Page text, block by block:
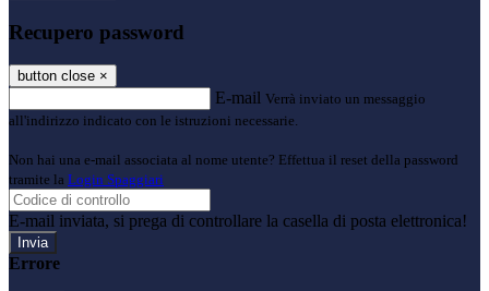
Recupero password
button close ×
E-mail Verrà inviato un messaggio
all'indirizzo indicato con le istruzioni necessarie.
Non hai una e-mail associata al nome utente? Effettua il reset della password
tramite la Login Spaggiari
E-mail inviata, si prega di controllare la casella di posta elettronica!
Errore